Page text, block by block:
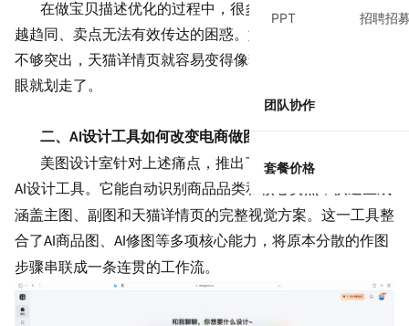
PPT 招聘招
团队协作
套餐价格
在做宝贝描述优化的过程中，很多人还会遇到文案越写
越趋同、卖点无法有效传达的困惑。如果产品本身的差异点
不够突出，天猫详情页就容易变得像套模板一样，用户扫一
眼就划走了。
二、 AI 设计工具如何改变电商做图方式
美图设计室针对上述痛点，推出了专为电商场景打造的
AI 设计工具。它能自动识别商品品类和核心卖点，快速生成
涵盖主图、副图和天猫详情页的完整视觉方案。这一工具整
合了AI 商品图、 AI 修图等多项核心能力，将原本分散的作图
步骤串联成一条连贯的工作流。